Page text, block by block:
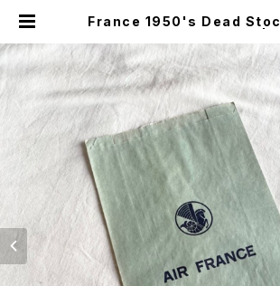
France 1950's Dead
OOTS